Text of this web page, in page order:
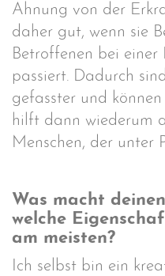
Ahnung von der
daher gut, wenn sie
Betroffenen bei
passiert. Dadurch
gefasster und
hilft dann wiederum
Menschen, der unter
Was macht
welche
am meisten?
Ich selbst bin ein